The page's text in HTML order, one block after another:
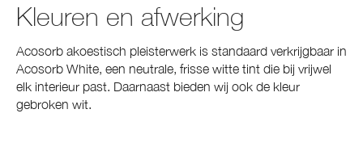
Kleuren en afwerking
Acosorb akoestisch pleisterwerk is standaard verkrijgbaar in
Acosorb White, een neutrale, frisse witte tint die bij vrijwel
elk interieur past. Daarnaast bieden wij ook de kleur
gebroken wit.